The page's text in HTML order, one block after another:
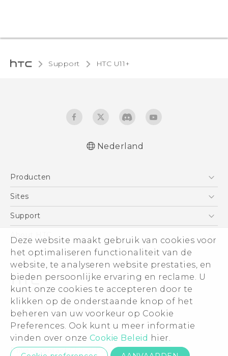
Deze website maakt gebruik van cookies voor
het optimaliseren functionaliteit van de
website, te analyseren website prestaties, en
bieden persoonlijke ervaring en reclame. U
kunt onze cookies te accepteren door te
klikken op de onderstaande knop of het
beheren van uw voorkeur op Cookie
Preferences. Ook kunt u meer informatie
vinden over onze Cookie Beleid hier.
Support HTC U11+‎
Nederlands - Gebruikershandleiding
wettelijke voorschriften
Deutsch - Informationen zur Sicherheit und
behördliche Bestimmungen
English - Quick start guide
English - User manual
English - Safety and regulatory guide
Nederland
Producten
Telefoons
Vive
Accessoires
Sites
HTC Vive
Aan de slag
Support
Support voor eCommerce
About HTC
ESG
Informatie over het bedrijf
Voor beleggers (engels)
Cookie Preferences
Vacatures
Security and Privacy Whitepaper
© 2011-2026 HTC Corporation
Legal terms
Privacycontact: Global-Privacy@htc.com